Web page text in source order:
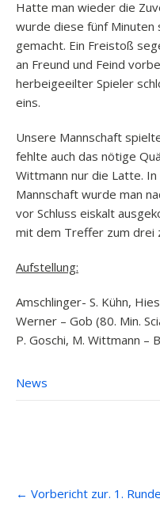
Hatte man wieder die
wurde diese fünf
gemacht. Ein Freistoß
an Freund und Feind
herbeigeeilter Spieler
eins.
Unsere Mannschaft
fehlte auch das nötige
Wittmann nur die Latte.
Mannschaft wurde man
vor Schluss eiskalt
mit dem Treffer zum drei
Aufstellung:
Amschlinger- S. Kühn,
Werner – Gob (80. Min.
P. Goschi, M. Wittmann –
News
navigation
← Vorbericht zur. 1.